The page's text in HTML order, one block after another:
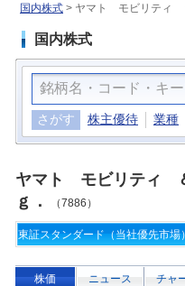
国内株式 > ヤマト モビリティ
国内株式
さがす 株主優待 業種
ヤマト モビリティ
ｇ．
（7886）
東証スタンダード（当社優先市場
株価 ニュース チャ